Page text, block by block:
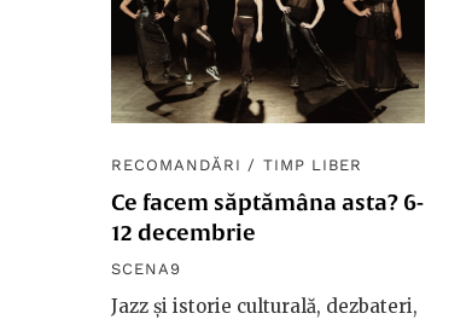
RECOMANDĂRI / TIMP LIBER
Ce facem săptămâna asta? 6-
12 decembrie
SCENA9
Jazz și istorie culturală, dezbateri,